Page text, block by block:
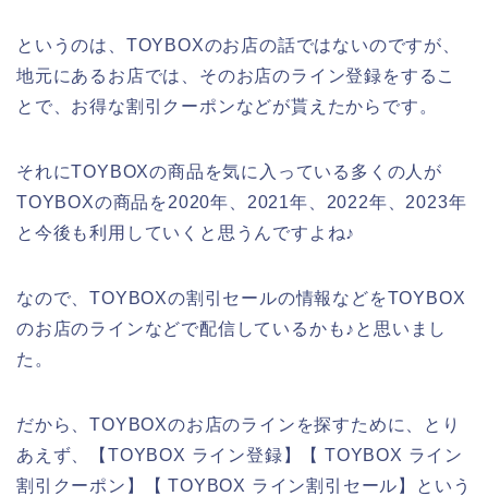
というのは、TOYBOXのお店の話ではないのですが、
地元にあるお店では、そのお店のライン登録をするこ
とで、お得な割引クーポンなどが貰えたからです。
それにTOYBOXの商品を気に入っている多くの人が
TOYBOXの商品を2020年、2021年、2022年、2023年
と今後も利用していくと思うんですよね♪
なので、TOYBOXの割引セールの情報などをTOYBOX
のお店のラインなどで配信しているかも♪と思いまし
た。
だから、TOYBOXのお店のラインを探すために、とり
あえず、【TOYBOX ライン登録】【 TOYBOX ライン
割引クーポン】【 TOYBOX ライン割引セール】という